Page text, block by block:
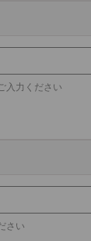
入力ください
さい